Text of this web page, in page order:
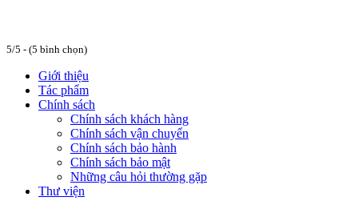
5/5 - (5 bình chọn)
Giới thiệu
Tác phẩm
Chính sách
Chính sách khách hàng
Chính sách vận chuyển
Chính sách bảo hành
Chính sách bảo mật
Những câu hỏi thường gặp
Thư viện